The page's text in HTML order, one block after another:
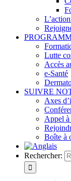
Lutte
Accès
e-Santé
SUIVRE
Axes
Appel à
Boîte à
Rechercher: